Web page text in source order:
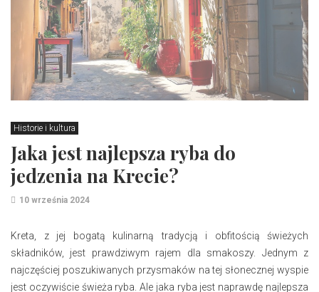
Historie i kultura
Jaka jest najlepsza ryba do
jedzenia na Krecie?
10 września 2024
Kreta, z jej bogatą kulinarną tradycją i obfitością świeżych
składników, jest prawdziwym rajem dla smakoszy. Jednym z
najczęściej poszukiwanych przysmaków na tej słonecznej wyspie
jest oczywiście świeża ryba. Ale jaka ryba jest naprawdę najlepsza